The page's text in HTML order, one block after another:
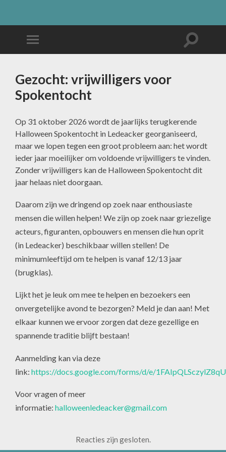
Gezocht: vrijwilligers voor
Spokentocht
Op 31 oktober 2026 wordt de jaarlijks terugkerende
Halloween Spokentocht in Ledeacker georganiseerd,
maar we lopen tegen een groot probleem aan: het wordt
ieder jaar moeilijker om voldoende vrijwilligers te vinden.
Zonder vrijwilligers kan de Halloween Spokentocht dit
jaar helaas niet doorgaan.
Daarom zijn we dringend op zoek naar enthousiaste
mensen die willen helpen! We zijn op zoek naar griezelige
acteurs, figuranten, opbouwers en mensen die hun oprit
(in Ledeacker) beschikbaar willen stellen! De
minimumleeftijd om te helpen is vanaf 12/13 jaar
(brugklas).
Lijkt het je leuk om mee te helpen en bezoekers een
onvergetelijke avond te bezorgen? Meld je dan aan! Met
elkaar kunnen we ervoor zorgen dat deze gezellige en
spannende traditie blijft bestaan!
Aanmelding kan via deze
link: https://docs.google.com/forms/d/e/
Voor vragen of meer
informatie: halloweenledeacker@gmail.com
Reacties zijn gesloten.